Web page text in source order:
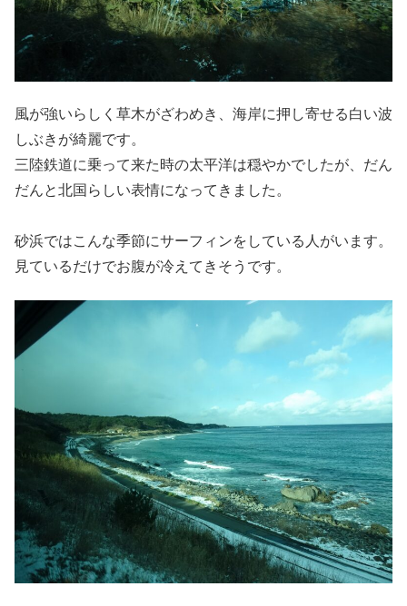
風が強いらしく草木がざわめき、海岸に押し寄せる白い波
しぶきが綺麗です。
三陸鉄道に乗って来た時の太平洋は穏やかでしたが、だん
だんと北国らしい表情になってきました。
砂浜ではこんな季節にサーフィンをしている人がいます。
見ているだけでお腹が冷えてきそうです。